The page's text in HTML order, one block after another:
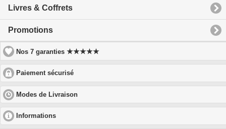
Livres & Coffrets
Promotions
Nos 7 garanties★★★★★
Paiement sécurisé
to
expand
contents
Modes de Livraison
to
Informations
to